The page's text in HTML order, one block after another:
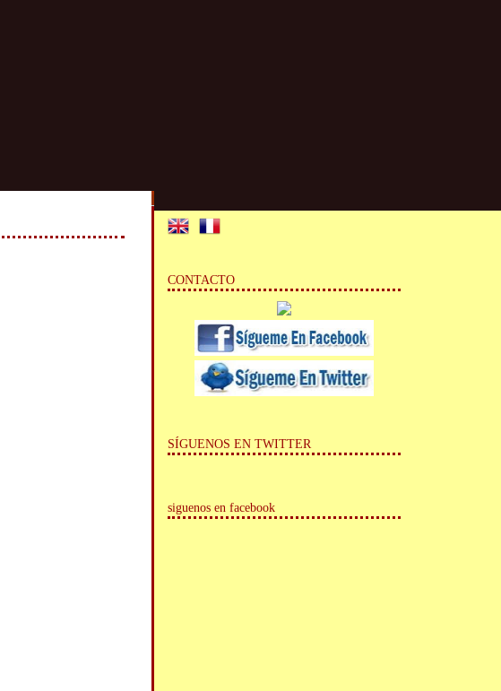
CONTACTO
SÍGUENOS EN TWITTER
siguenos en facebook